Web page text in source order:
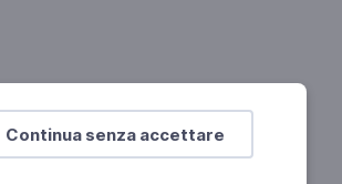
Continua senza accettare